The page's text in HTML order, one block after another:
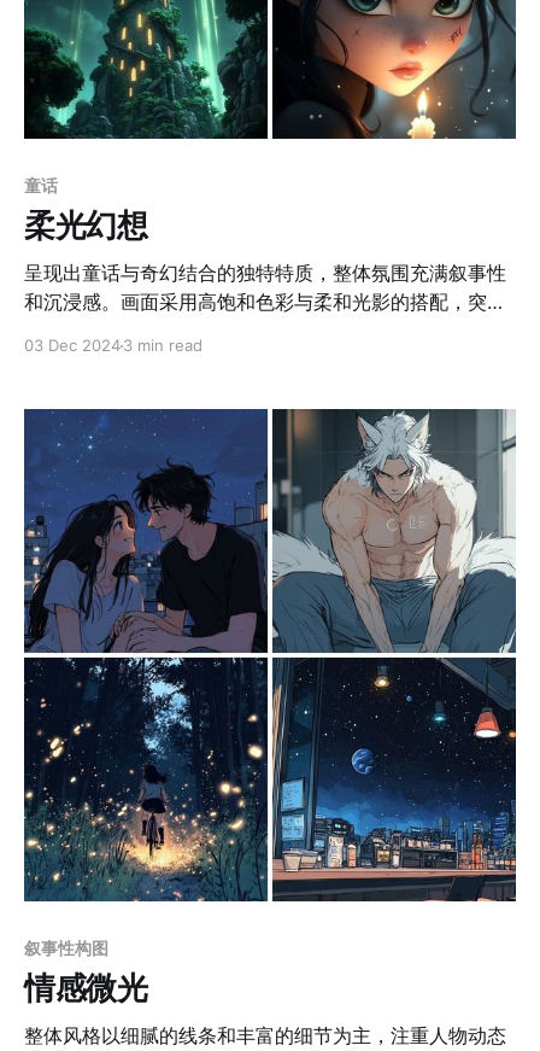
童话
柔光幻想
呈现出童话与奇幻结合的独特特质，整体氛围充满叙事性
和沉浸感。画面采用高饱和色彩与柔和光影的搭配，突出
动以及生动的表情，赋予画面强烈的生命力与情感表达。
背景中的建筑和环境以细腻的纹理和层次感增强整体的童
话气息，诸如森林中的小屋、夜晚的发光元素等设计，都
增添了梦幻氛围和叙事深度。 应用场景 1. 儿童文学插
图：适合作为童话故事书的封面或插图，吸引儿童与青少
年读者。 2. 游戏角色与场景设计：特别适用于奇幻风格的
RPG或冒险游戏中的角色设定、NPC插图与背景原画。 3.
动画与周边设计：适合作为动画角色概念图或衍生商品设
计（如玩偶、卡牌、装饰画等）。 4. 奇幻主题艺术展览：
画风富有叙事性与观赏性，可作为独立艺术作品展示。 5.
数字插画教学：画风特点适合用于教学案例，特别是关于
角色设计、色彩运用与光影处理的教程。 prompt： 1. A
gothic-inspired figure mid-spin in a mo
03 Dec 20243 min read
叙事性构图
情感微光
整体风格以细腻的线条和丰富的细节为主，注重人物动态